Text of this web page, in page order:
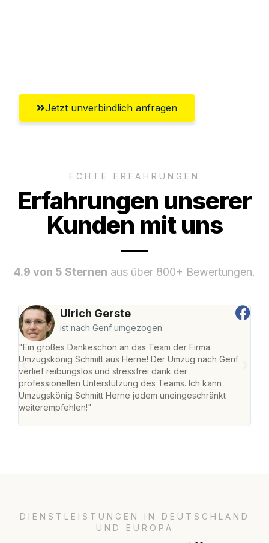
Jetzt unverbindlich anfragen
ECHTE ERFAHRUNGEN
Erfahrungen unserer
Kunden mit uns
4.9 von 5 Sternen aus über 800+ Bewertungen.
Ulrich Gerste
ist nach Genf umgezogen
"Ein großes Dankeschön an das Team der Firma
Umzugskönig Schmitt aus Herne! Der Umzug nach Genf
verlief reibungslos und stressfrei dank der
professionellen Unterstützung des Teams. Ich kann
Umzugskönig Schmitt Herne jedem uneingeschränkt
weiterempfehlen!"
DIENSTLEISTUNGEN IN DEUTSCHLAND
UND EUROPA